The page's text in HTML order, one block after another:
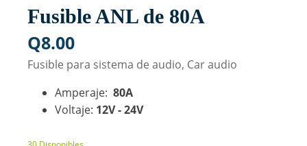
Fusible ANL de 80A
Q8.00
Fusible para sistema de audio, Car audio
Amperaje: 80A
Voltaje: 12V - 24V